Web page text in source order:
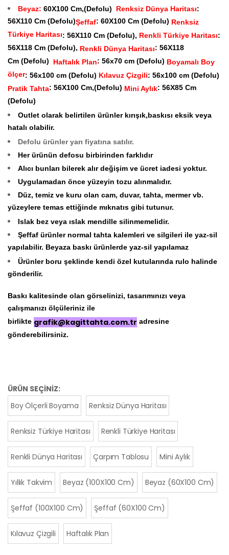
Beyaz: 60X100 Cm,(Defolu) Renksiz Dünya Haritası:
56X110 Cm (Defolu)Şeffaf: 60X100 Cm (Defolu) Renksiz
Türkiye Haritası: 56X110 Cm (Defolu), Renkli Türkiye Haritası:
56X118 Cm (Defolu), Renkli Dünya Haritası: 56X118
Cm (Defolu)
Haftalık Plan: 56x70 cm (Defolu) Boyamalı Boy
ölçer: 56x100 cm (Defolu) Kılavuz Çizgili: 56x100 cm (Defolu)
Pratik Tahta: 56X100 Cm,(Defolu) Mini Aylık: 56X85 Cm
(Defolu)
Outlet olarak belirtilen ürünler kırışık,baskısı eksik veya
hatalı olabilir.
Defolu ürünler yarı fiyatına satılır.
Her ürünün defosu birbirinden farklıdır
Alıcı bunları bilerek alır değişim ve ücret iadesi yoktur.
Uygulamadan önce yüzeyin tozu alınmalıdır.
Düz, temiz ve kuru olan cam, duvar, tahta, mermer vb.
yüzeylere temas ettiğinde mıknatıs gibi tutunur.
Islak bez veya ıslak mendille silinmemelidir.
Şeffaf ürünler normal tahta kalemleri ve silgileri ile yaz-sil
yapılabilir. Beyaza baskı ürünlerde yaz-sil yapılamaz
Ürünler boru şeklinde kendi özel kutularında rulo halinde
gönderilir.
Baskı kalitesinde olan görselinizi, tasarımınızı veya
çalışmanızı ölçüleriniz ile
birlikte grafik@kagittahta.com.tr adresine
gönderebilirsiniz.
ÜRÜN SEÇİNİZ:
Boy Ölçerli Boyama
Renksiz Dünya Haritası
Renksiz Türkiye Haritası Renkli Türkiye Haritası
Renkli Dünya Haritası Çarpım Tablosu Mini Aylık
Yıllık Takvim Beyaz (100X100 Cm) Beyaz (60X100 Cm)
Şeffaf (100X100 Cm) Şeffaf (60X100 Cm)
Kılavuz Çizgili Haftalık Plan